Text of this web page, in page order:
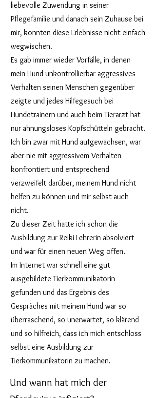
liebevolle Zuwendung in seiner
Pflegefamilie und danach sein Zuhause bei
mir, konnten diese Erlebnisse nicht einfach
wegwischen.
Es gab immer wieder Vorfälle, in denen
mein Hund unkontrollierbar aggressives
Verhalten seinen Menschen gegenüber
zeigte und jedes Hilfegesuch bei
Hundetrainern und auch beim Tierarzt hat
nur ahnungsloses Kopfschütteln gebracht.
Ich bin zwar mit Hund aufgewachsen, war
aber nie mit aggressivem Verhalten
konfrontiert und entsprechend
verzweifelt darüber, meinem Hund nicht
helfen zu können und mir selbst auch
nicht.
Zu dieser Zeit hatte ich schon die
Ausbildung zur Reiki Lehrerin absolviert
und war für einen neuen Weg offen.
Im Internet war schnell eine gut
ausgebildete Tierkommunikatorin
gefunden und das Ergebnis des
Gespräches mit meinem Hund war so
überraschend, so unerwartet, so klärend
und so hilfreich, dass ich mich entschloss
selbst eine Ausbildung zur
Tierkommunikatorin zu machen.
Und wann hat mich der